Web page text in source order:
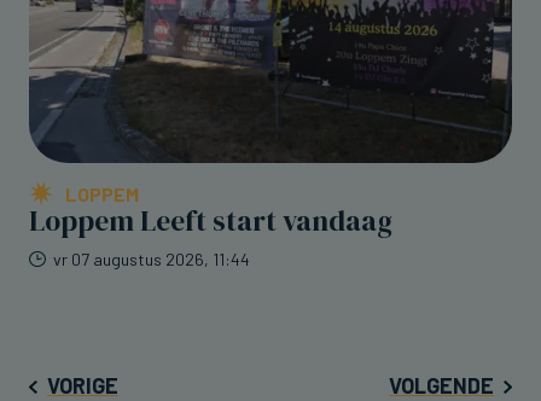
LOPPEM
Loppem Leeft start vandaag
vr 07 augustus 2026, 11:44
VORIGE VOLGENDE